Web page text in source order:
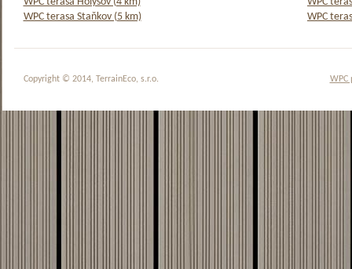
WPC terasa Staňkov (5 km)
WPC
WPC
Copyright © 2014, TerrainEco, s.r.o.